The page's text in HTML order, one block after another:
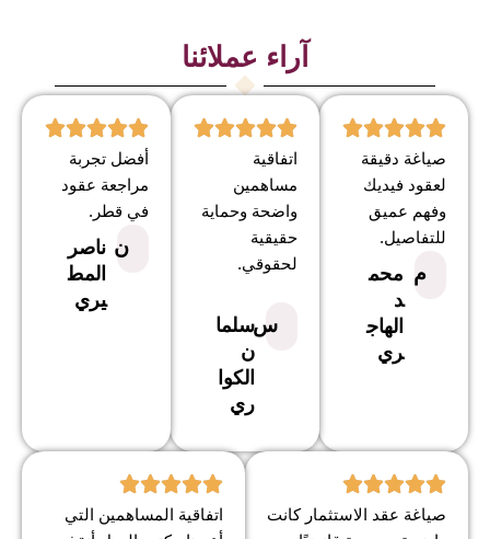
آراء عملائنا
صياغة دقيقة
لعقود فيديك
وفهم عميق
للتفاصيل.
م محم
د
الهاج
ري
اتفاقية
مساهمين
واضحة وحماية
حقيقية
لحقوقي.
سسلما
ن
الكوا
ري
أفضل تجربة
مراجعة عقود
في قطر.
ن ناصر
المط
يري
صياغة عقد الاستثمار كانت
اتفاقية المساهمين التي